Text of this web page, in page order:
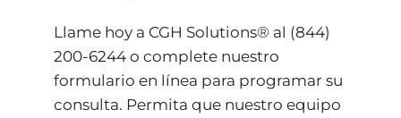
Llame hoy a CGH Solutions® al (844)
200-6244o complete nuestro
formulario en línea para programar su
consulta. Permita que nuestro equipo